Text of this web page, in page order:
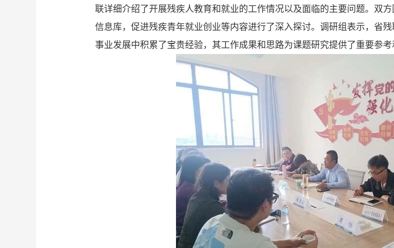
联详细介绍了开展残疾人教育和就业的工作情况以及面临的主要问题。双
信息库，促进残疾青年就业创业等内容进行了深入探讨。调研组表示，省
事业发展中积累了宝贵经验，其工作成果和思路为课题研究提供了重要参考